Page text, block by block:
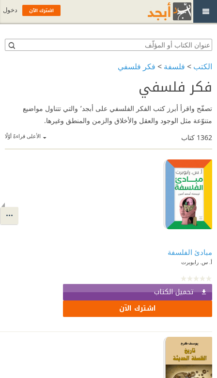
الكتب > فلسفة > فكر فلسفي
فكر فلسفي
تصفّح واقرأ أبرز كتب الفكر الفلسفي على أبجد٬ والتي تتناول مواضيع
متنوّعة مثل الوجود والعقل والأخلاق والزمن والمنطق وغيرها.
الأعلى قراءةً أوّلًا 1362 كتاب
مبادئ الفلسفة
أ. س. رابوبرت
تحميل الكتاب
اشترك الآن
اشترك الآن دخول